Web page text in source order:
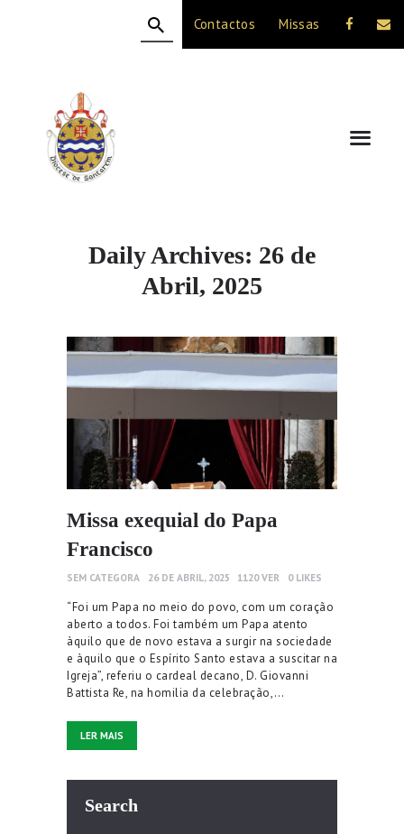
Contactos Missas
Daily Archives: 26 de
Abril, 2025
A DIOCESE
CELEBRAÇÃO
VIDA CRISTÃ
NOTÍCIAS
Missa exequial do Papa
Francisco
SEM CATEGORA 26 DE ABRIL, 2025 1120VER 0 LIKES
“Foi um Papa no meio do povo, com um coração
aberto a todos. Foi também um Papa atento
àquilo que de novo estava a surgir na sociedade
e àquilo que o Espírito Santo estava a suscitar na
Igreja”, referiu o cardeal decano, D. Giovanni
Battista Re, na homilia da celebração,…
LER MAIS
Search